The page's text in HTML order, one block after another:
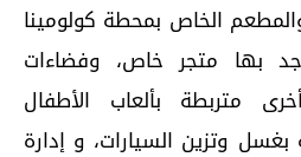
الخاص بمحطة كولومينا
بها متجر خاص، وفضاءات
متربطة بألعاب الأطفال
بغسل وتزين السيارات، و إدارة